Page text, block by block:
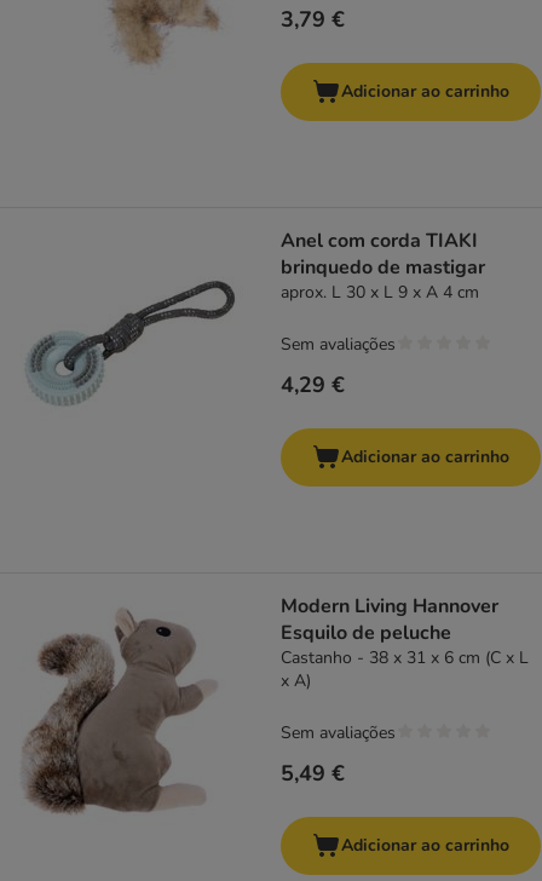
3,79 €
Adicionar ao carrinho
Anel com corda TIAKI
brinquedo de mastigar
aprox. L 30 x L 9 x A 4 cm
4,29 €
Sem avaliações
Adicionar ao carrinho
Modern Living Hannover
Esquilo de peluche
Castanho - 38 x 31 x 6 cm (C x L
x A)
5,49 €
Sem avaliações
Adicionar ao carrinho